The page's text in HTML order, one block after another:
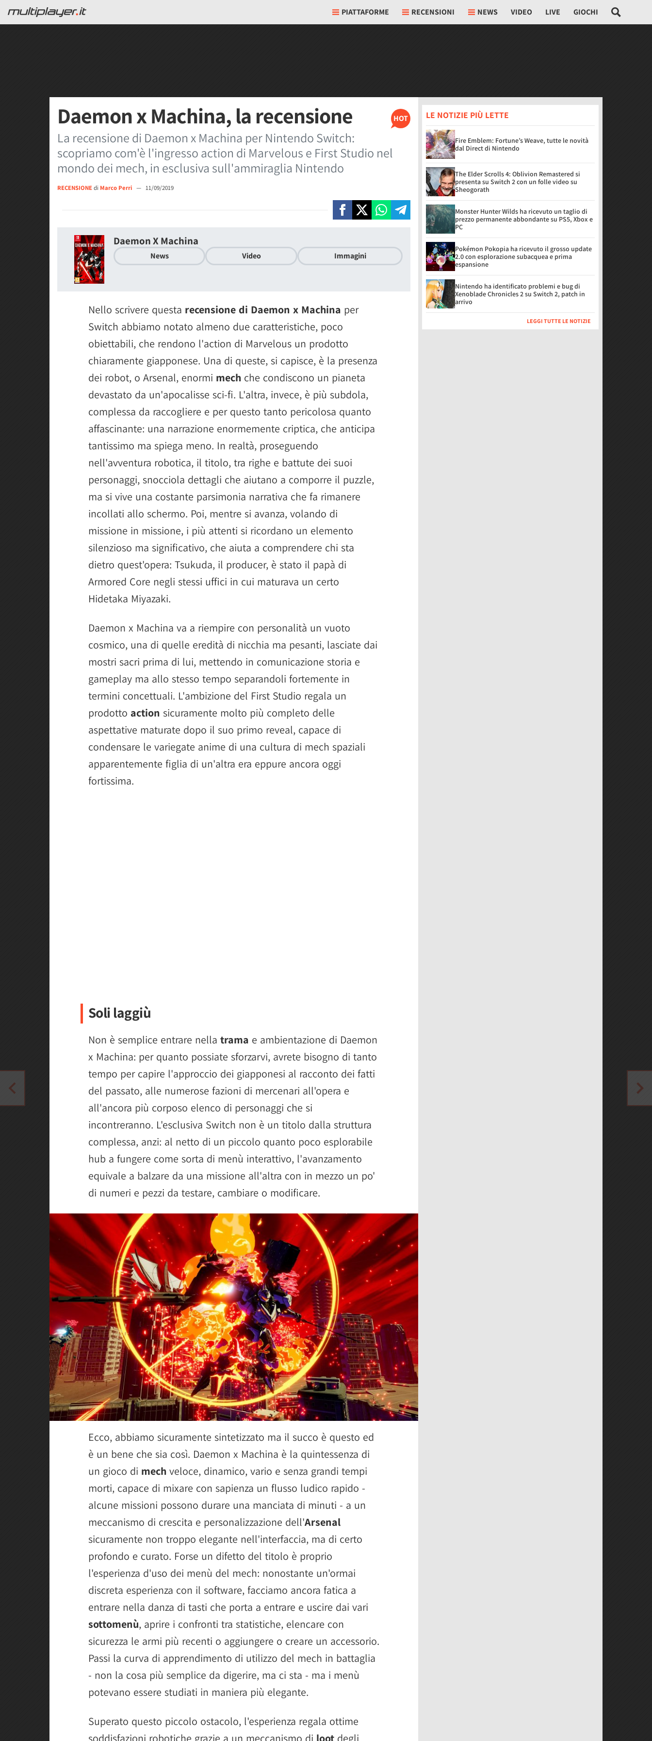
PIATTAFORME RECENSIONI NEWS VIDEO LIVE GIOCHI
HOT
Daemon x Machina, la recensione
La recensione di Daemon x Machina per Nintendo Switch:
scopriamo com'è l'ingresso action di Marvelous e First Studio nel
mondo dei mech, in esclusiva sull'ammiraglia Nintendo
RECENSIONEdi Marco Perri — 11/09/2019
Daemon X Machina
News Video Immagini
Nello scrivere questa recensione di Daemon x Machina per
Switch abbiamo notato almeno due caratteristiche, poco
obiettabili, che rendono l'action di Marvelous un prodotto
chiaramente giapponese. Una di queste, si capisce, è la presenza
dei robot, o Arsenal, enormi mech che condiscono un pianeta
devastato da un'apocalisse sci-fi. L'altra, invece, è più subdola,
complessa da raccogliere e per questo tanto pericolosa quanto
affascinante: una narrazione enormemente criptica, che anticipa
tantissimo ma spiega meno. In realtà, proseguendo
nell'avventura robotica, il titolo, tra righe e battute dei suoi
personaggi, snocciola dettagli che aiutano a comporre il puzzle,
ma si vive una costante parsimonia narrativa che fa rimanere
incollati allo schermo. Poi, mentre si avanza, volando di
missione in missione, i più attenti si ricordano un elemento
silenzioso ma significativo, che aiuta a comprendere chi sta
dietro quest'opera: Tsukuda, il producer, è stato il papà di
Armored Core negli stessi uffici in cui maturava un certo
Hidetaka Miyazaki.
Daemon x Machina va a riempire con personalità un vuoto
cosmico, una di quelle eredità di nicchia ma pesanti, lasciate dai
mostri sacri prima di lui, mettendo in comunicazione storia e
gameplay ma allo stesso tempo separandoli fortemente in
termini concettuali. L'ambizione del First Studio regala un
prodotto action sicuramente molto più completo delle
aspettative maturate dopo il suo primo reveal, capace di
condensare le variegate anime di una cultura di mech spaziali
apparentemente figlia di un'altra era eppure ancora oggi
fortissima.
Soli laggiù
Non è semplice entrare nella trama e ambientazione di Daemon
x Machina: per quanto possiate sforzarvi, avrete bisogno di tanto
tempo per capire l'approccio dei giapponesi al racconto dei fatti
del passato, alle numerose fazioni di mercenari all'opera e
all'ancora più corposo elenco di personaggi che si
incontreranno. L'esclusiva Switch non è un titolo dalla struttura
complessa, anzi: al netto di un piccolo quanto poco esplorabile
hub a fungere come sorta di menù interattivo, l'avanzamento
equivale a balzare da una missione all'altra con in mezzo un po'
di numeri e pezzi da testare, cambiare o modificare.
Ecco, abbiamo sicuramente sintetizzato ma il succo è questo ed
è un bene che sia così. Daemon x Machina è la quintessenza di
un gioco di mech veloce, dinamico, vario e senza grandi tempi
morti, capace di mixare con sapienza un flusso ludico rapido -
alcune missioni possono durare una manciata di minuti - a un
meccanismo di crescita e personalizzazione dell'Arsenal
sicuramente non troppo elegante nell'interfaccia, ma di certo
profondo e curato. Forse un difetto del titolo è proprio
l'esperienza d'uso dei menù del mech: nonostante un'ormai
discreta esperienza con il software, facciamo ancora fatica a
entrare nella danza di tasti che porta a entrare e uscire dai vari
sottomenù, aprire i confronti tra statistiche, elencare con
sicurezza le armi più recenti o aggiungere o creare un accessorio.
Passi la curva di apprendimento di utilizzo del mech in battaglia
- non la cosa più semplice da digerire, ma ci sta - ma i menù
potevano essere studiati in maniera più elegante.
Superato questo piccolo ostacolo, l'esperienza regala ottime
soddisfazioni robotiche grazie a un meccanismo di loot degli
LE NOTIZIE PIÙ LETTE
Fire Emblem: Fortune’s Weave, tutte le novità
dal Direct di Nintendo
The Elder Scrolls 4: Oblivion Remastered si
presenta su Switch 2 con un folle video su
Sheogorath
Monster Hunter Wilds ha ricevuto un taglio di
prezzo permanente abbondante su PS5, Xbox e
PC
Pokémon Pokopia ha ricevuto il grosso update
2.0 con esplorazione subacquea e prima
espansione
Nintendo ha identificato problemi e bug di
Xenoblade Chronicles 2 su Switch 2, patch in
arrivo
LEGGI TUTTE LE NOTIZIE